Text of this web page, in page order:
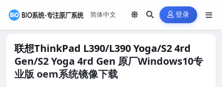
登录
联想ThinkPad L390/L390 Yoga/S2 4rd
Gen/S2 Yoga 4rd Gen 原厂Windows10专
业版 oem系统镜像下载